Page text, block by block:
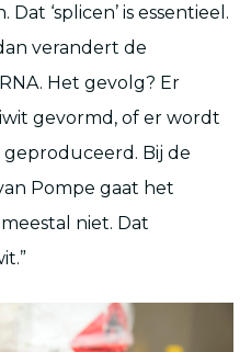
Dat ‘splicen’ is essentieel.
verandert de
Het gevolg? Er
gevormd, of er wordt
Bij de
Pompe gaat het
meestal niet. Dat